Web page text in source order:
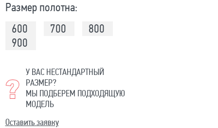
Размер полотна:
600
700
800
900
У ВАС НЕСТАНДАРТНЫЙ
РАЗМЕР?
МЫ ПОДБЕРЕМ ПОДХОДЯЩУЮ
МОДЕЛЬ
Оставить заявку